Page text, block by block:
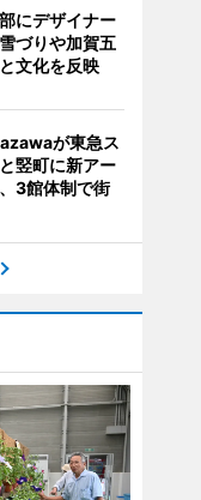
にデザイナー
づりや加賀五
文化を反映
が東急ス
竪町に新アー
3館体制で街